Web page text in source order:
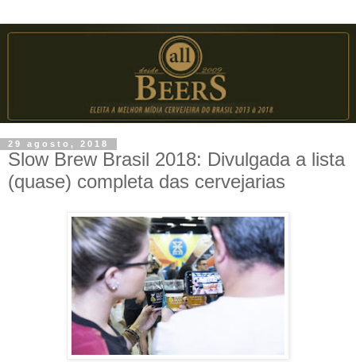
29 agosto, 2018
Slow Brew Brasil 2018: Divulgada a lista
(quase) completa das cervejarias